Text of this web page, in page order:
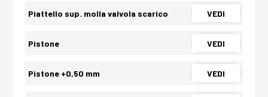
Piattello sup. molla valvola scarico VEDI
Pistone VEDI
Pistone +0,50 mm VEDI